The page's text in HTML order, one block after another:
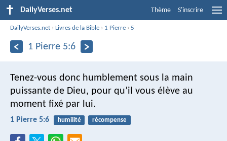
DailyVerses.net Thème S'inscrire
DailyVerses.net ›Livres de la Bible › 1 Pierre ›5
1 Pierre 5:6
Tenez-vous donc humblement sous la main
puissante de Dieu, pour qu’il vous élève au
moment fixé par lui.
1 Pierre 5:6 humilité récompense